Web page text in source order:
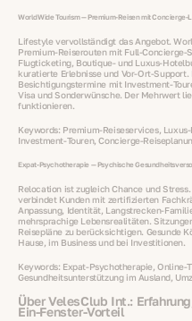
WorldWide Tourism — Premium‑Reisen mit
Lifestyle vervollständigt das Angebot.
Premium‑Reiserouten mit
Flugticketing, Boutique‑ und
kuratierte Erlebnisse und
Besichtigungstermine mit
Visa und Sonderwünsche. Der Mehrwert
funktionieren.
Keywords: Premium‑Reiseservices,
Investment‑Touren,
Expat‑Psychotherapie — Psychische
Relocation ist zugleich Chance und
verbindet Kunden mit zertifizierten
Anpassung, Identität,
mehrsprachige Lebensrealitäten.
Reisepläne zu berücksichtigen. Gesunde
Hause, im Business und bei Investitionen.
Keywords: Expat‑Psychotherapie,
Gesundheitsunterstützung im Ausland,
Über VelesClub Int.:
Ein‑Fenster‑Vorteil